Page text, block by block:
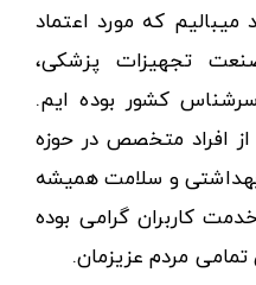
میبالیم که مورد اعتماد
تجهیزات پزشکی،
کشور بوده ایم.
افراد متخصص در حوزه
و سلامت همیشه
کاربران گرامی بوده
مردم عزیزمان.